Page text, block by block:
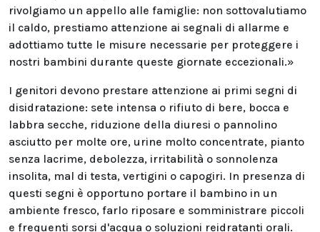
rivolgiamo un appello alle famiglie: non sottovalutiamo
il caldo, prestiamo attenzione ai segnali di allarme e
adottiamo tutte le misure necessarie per proteggere i
nostri bambini durante queste giornate eccezionali.»
I genitori devono prestare attenzione ai primi segni di
disidratazione: sete intensa o rifiuto di bere, bocca e
labbra secche, riduzione della diuresi o pannolino
asciutto per molte ore, urine molto concentrate, pianto
senza lacrime, debolezza, irritabilità o sonnolenza
insolita, mal di testa, vertigini o capogiri. In presenza di
questi segni è opportuno portare il bambino in un
ambiente fresco, farlo riposare e somministrare piccoli
e frequenti sorsi d'acqua o soluzioni reidratanti orali.